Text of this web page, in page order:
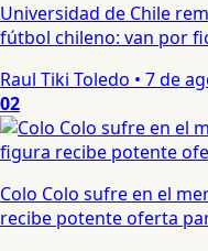
Universidad de Chile
fútbol chileno: van por
Raul Tiki Toledo • 7 de
02
Colo Colo sufre en el
recibe potente oferta